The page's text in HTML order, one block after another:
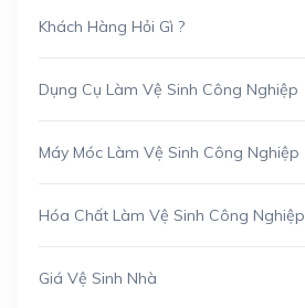
Khách Hàng Hỏi Gì ?
Dụng Cụ Làm Vệ Sinh Công Nghiệp
Máy Móc Làm Vệ Sinh Công Nghiệp
Hóa Chất Làm Vệ Sinh Công Nghiệp
Giá Vệ Sinh Nhà